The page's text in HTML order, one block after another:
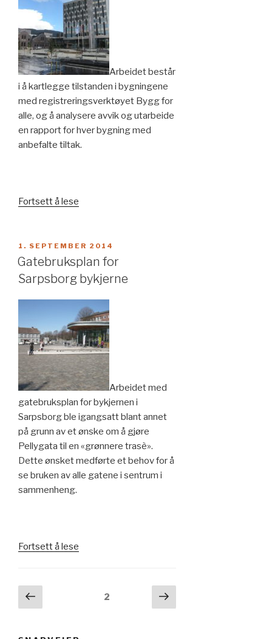
Arbeidet består
i å kartlegge tilstanden i bygningene
med registreringsverktøyet Bygg for
alle, og å analysere avvik og utarbeide
en rapport for hver bygning med
anbefalte tiltak.
Fortsett å lese
innen
universell
utforming»
PUBLISERT
1. SEPTEMBER 2014
Gatebruksplan for
Sarpsborg bykjerne
Arbeidet med
gatebruksplan for bykjernen i
Sarpsborg ble igangsatt blant annet
på grunn av et ønske om å gjøre
Pellygata til en «grønnere trasè».
Dette ønsket medførte et behov for å
se bruken av alle gatene i sentrum i
sammenheng.
Fortsett å lese
Innleggnavigasjon
Forrige
side
Side2
Neste
side